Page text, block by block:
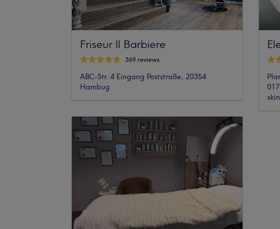
Friseur Il Barbiere
369 reviews
ABC-Str. 4 Eingang Poststraße, 20354
Hambug